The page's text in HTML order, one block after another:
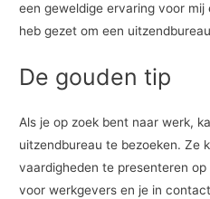
een geweldige ervaring voor mij
heb gezet om een
De gouden tip
Als je op zoek bent naar werk,
uitzendbureau te bezoeken. Ze
vaardigheden te presenteren
voor werkgevers en je in